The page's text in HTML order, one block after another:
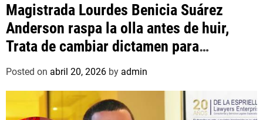
Magistrada Lourdes Benicia Suárez
Anderson raspa la olla antes de huir,
Trata de cambiar dictamen para
favorecer a mafioso que René Díaz
Toledo, expropietario de «Superautos
Las Mercedes»
Posted on abril 20, 2026 by admin